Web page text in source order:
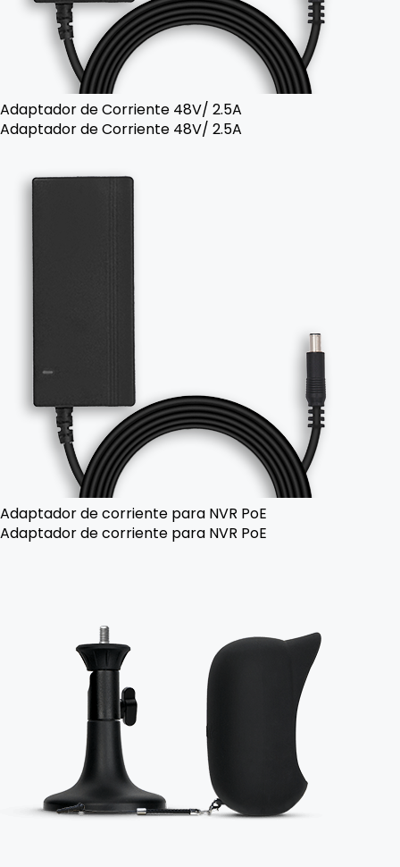
Adaptador de Corriente 48V/ 2.5A
Adaptador de Corriente 48V/ 2.5A
Adaptador de corriente para NVR PoE
Adaptador de corriente para NVR PoE